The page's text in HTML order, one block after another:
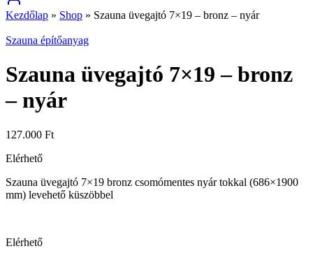
Kezdőlap » Shop » Szauna üvegajtó 7×19 – bronz – nyár
Szauna építőanyag
Szauna üvegajtó 7×19 – bronz
– nyár
127.000 Ft
Elérhető
Szauna üvegajtó 7×19 bronz csomómentes nyár tokkal (686×1900
mm) levehető küszöbbel
Elérhető